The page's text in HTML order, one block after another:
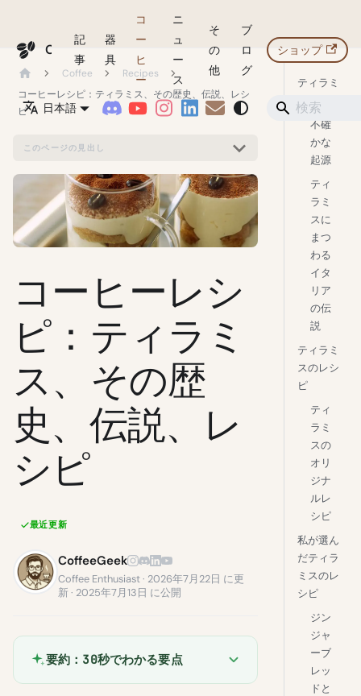
記
事
器
具
コ
ー
ヒ
ー
ニ
ュ
ー
ス
そ
の
他
ブ
ロ
グ
ショップ
日本語
Coffee
Recipes
コーヒーレシピ：ティラミス、その歴史、伝説、レシ
ピ
このページの見出し
コーヒーレシ
ピ：ティラミ
ス、その歴
史、伝説、レ
シピ
最近更新
CoffeeGeek
Coffee Enthusiast · 2026年7月22日 に更
新 · 2025年7月13日 に公開
要約：30秒でわかる要点
ティラミ
スの歴史
不確
かな
起源
ティ
ラミ
スに
まつ
わる
イタ
リア
の伝
説
ティラミ
スのレシ
ピ
ティ
ラミ
スの
オリ
ジナ
ルレ
シピ
私が選ん
だティラ
ミスのレ
シピ
ジン
ジャ
ーブ
レッ
ドと